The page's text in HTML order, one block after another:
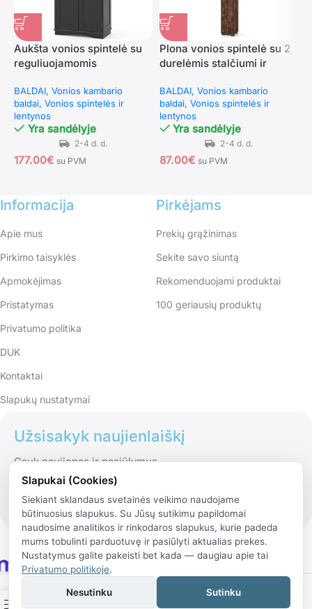
Aukšta vonios spintelė su
reguliuojamomis
(Juoda)
BALDAI Vonios kambario
baldai Vonios spintelės ir
lentynos
Yra sandėlyje
177.00€ su PVM
Plona vonios spintelė su 2
durelėmis stalčiumi ir
lentynomis (Ruda)
BALDAI Vonios kambario
baldai Vonios spintelės ir
lentynos
Yra sandėlyje
87.00€ su PVM
Informacija
Apie mus
Pirkimo taisyklės
Apmokėjimas
Pristatymas
Privatumo politika
DUK
Kontaktai
Slapukų nustatymai
Pirkėjams
Prekių grąžinimas
Sekite savo siuntą
Rekomenduojami produktai
100 geriausių produktų
Užsisakyk naujienlaiškį
Gauk naujienas ir pasiūlymus
© 2026 Rinko.lt
Slapukai (Cookies)
Siekiant sklandaus svetainės veikimo naudojame
būtinuosius slapukus. Su Jūsų sutikimu papildomai
naudosime analitikos ir rinkodaros slapukus, kurie padeda
mums tobulinti parduotuvę ir pasiūlyti aktualias prekes.
Nustatymus galite pakeisti bet kada — daugiau apie tai
Privatumo politikoje.
Nesutinku Sutinku